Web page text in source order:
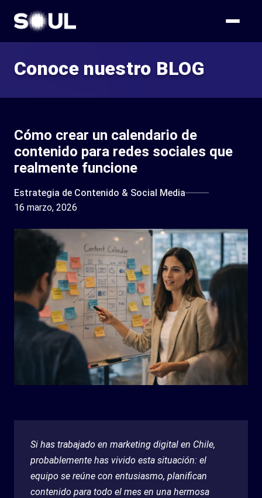
Conoce nuestro BLOG
Cómo crear un calendario de
contenido para redes sociales que
realmente funcione
Estrategia de Contenido & Social Media
16 marzo, 2026
Si has trabajado en marketing digital en Chile,
probablemente has vivido esta situación: el
equipo se reúne con entusiasmo, planifican
contenido para todo el mes en una hermosa